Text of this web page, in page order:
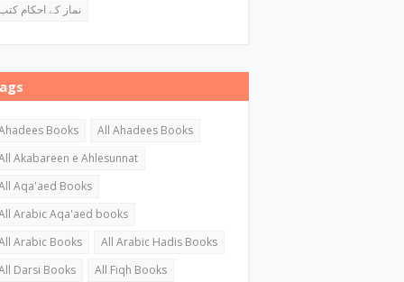
نماز کے احکام
Books
All Ahadees Books
Akabareen e Ahlesunnat
Aqa'aed Books
Arabic Aqa'aed books
Arabic Books
All Arabic Hadis Books
Darsi Books
All Fiqh Books